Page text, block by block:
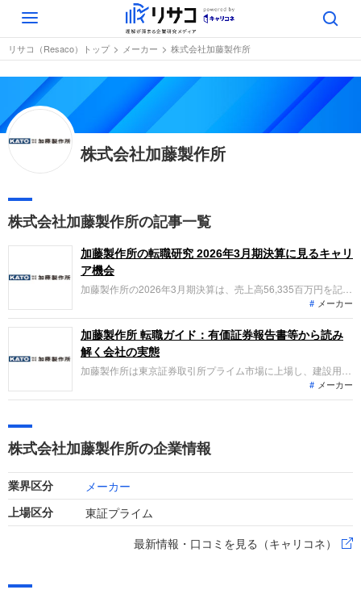
Toggle
navigation
リサコ（Resaco）トップ メーカー 株式会社加藤製作所
株式会社加藤製作所
株式会社加藤製作所の記事一覧
加藤製作所の転職研究 2026年3月期決算に見るキャリ
ア機会
加藤製作所の2026年3月期決算は、売上高56,335百万円を記
録。中国子会社の売却やインド合弁会社設立など、事業ポート
フォリオの大胆な刷新を加速させています。「なぜ今加藤製作
所なのか？」「転職希望者がどの事業で、どんな役割を担える
のか」を整理します。
メーカー
加藤製作所 転職ガイド：有価証券報告書等から読み
解く会社の実態
加藤製作所は東京証券取引所プライム市場に上場し、建設用ク
レーンや油圧ショベル等の製造・販売を主力とする建設機械メ
ーカーです。直近の業績は、大型ラフテレーンクレーンの販売
ています。
メーカー
株式会社加藤製作所の企業情報
業界区分 メーカー
上場区分
東証プライム
最新情報・口コミを見る（キャリコネ）